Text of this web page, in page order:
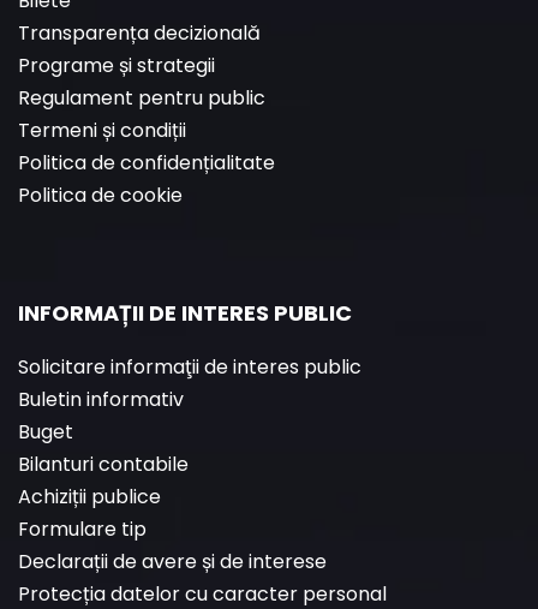
Transparența decizională
Programe și strategii
Regulament pentru public
Termeni și condiții
Politica de confidențialitate
Politica de cookie
INFORMAȚII DE INTERES PUBLIC
Solicitare informaţii de interes public
Buletin informativ
Buget
Bilanturi contabile
Achiziții publice
Formulare tip
Declarații de avere și de interese
Protecția datelor cu caracter personal